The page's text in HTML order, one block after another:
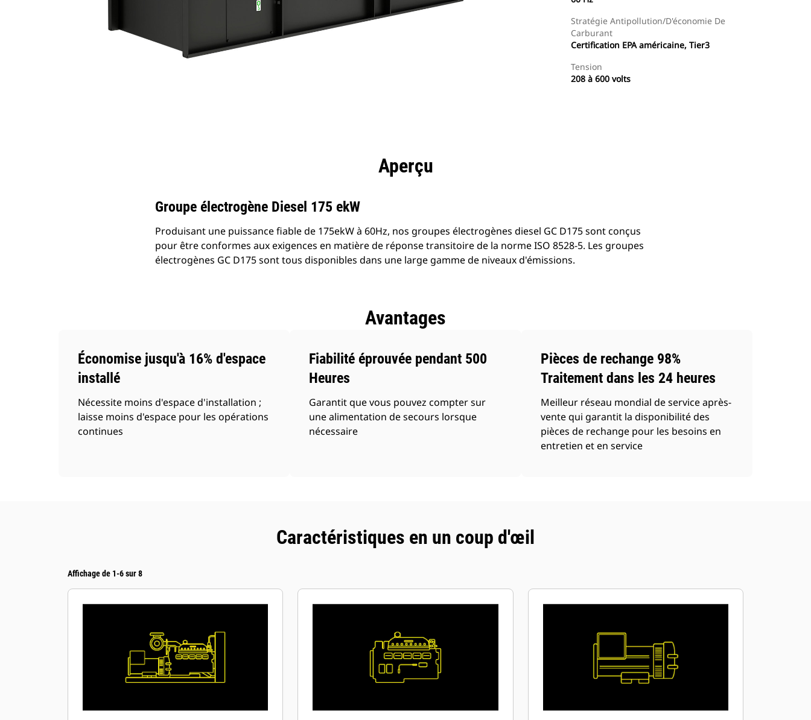
Stratégie Antipollution/d'économie De
Carburant
Certification EPA américaine, Tier3
Tension
208 à 600 volts
Spécifications
de produits
Aperçu
Groupe électrogène Diesel 175 ekW
Produisant une puissance fiable de 175ekW à 60Hz, nos groupes électrogènes diesel GC D175 sont conçus
pour être conformes aux exigences en matière de réponse transitoire de la norme ISO 8528-5. Les groupes
électrogènes GC D175 sont tous disponibles dans une large gamme de niveaux d'émissions.
Avantages
Économise jusqu'à 16% d'espace
installé
Nécessite moins d'espace d'installation ;
laisse moins d'espace pour les opérations
continues
Fiabilité éprouvée pendant 500
Heures
Garantit que vous pouvez compter sur
une alimentation de secours lorsque
nécessaire
Pièces de rechange 98%
Traitement dans les 24 heures
Meilleur réseau mondial de service après-
vente qui garantit la disponibilité des
pièces de rechange pour les besoins en
entretien et en service
Caractéristiques en un coup d'œil
Affichage de 1-6 sur 8